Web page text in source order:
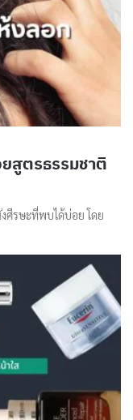
สูตรธรรมชาติ
รษะที่พบได้บ่อย โดย